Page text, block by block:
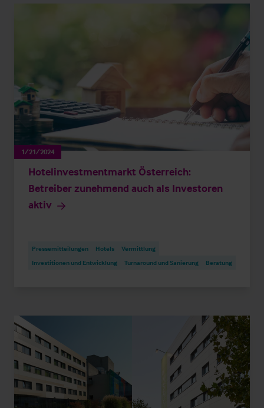
1/21/2024
Hotelinvestmentmarkt Österreich:
Betreiber zunehmend auch als Investoren
aktiv
Pressemitteilungen Hotels
Vermittlung
Investitionen und Entwicklung
Turnaround und Sanierung Beratung